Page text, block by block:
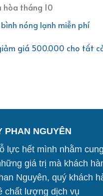
hòa tháng 10
nóng lạnh miễn phí
giá 500.000 cho tất
PHAN NGUYÊN
lực hết mình nhằm
giá trị mà khách
Nguyên, quý khách
chất lượng dịch vụ